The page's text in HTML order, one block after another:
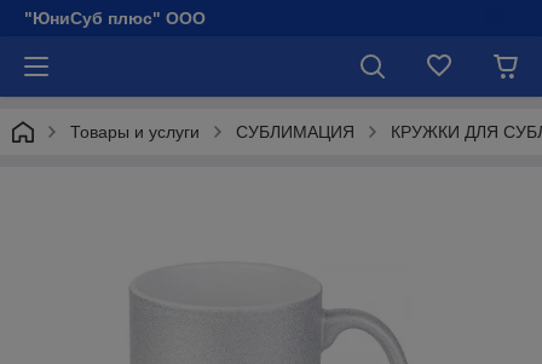
"ЮниСуб плюс" ООО
Товары и услуги СУБЛИМАЦИЯ КРУЖКИ ДЛЯ